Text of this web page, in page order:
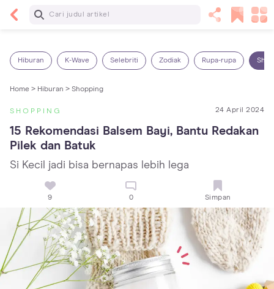
Baca Selanjutnya
Hiburan K-Wave Selebriti Zodiak Rupa-rupa
Home > Hiburan > Shopping
SHOPPING 24 April 2024
15 Rekomendasi Balsem Bayi, Bantu Redakan
Pilek dan Batuk
Si Kecil jadi bisa bernapas lebih lega
9 0 Simpan